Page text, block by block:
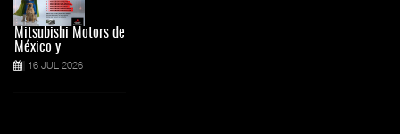
Mitsubishi Motors de
México y
16 JUL 2026